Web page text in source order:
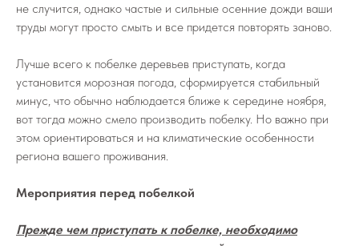
не случится, однако частые и сильные осенние дожди ваши
труды могут просто смыть и все придется повторять заново.
Лучше всего к побелке деревьев приступать, когда
установится морозная погода, сформируется стабильный
минус, что обычно наблюдается ближе к середине ноября,
вот тогда можно смело производить побелку. Но важно при
этом ориентироваться и на климатические особенности
региона вашего проживания.
Мероприятия перед побелкой
Прежде чем приступать к побелке, необходимо